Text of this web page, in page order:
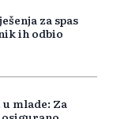
za spas
ih odbio
mlade: Za